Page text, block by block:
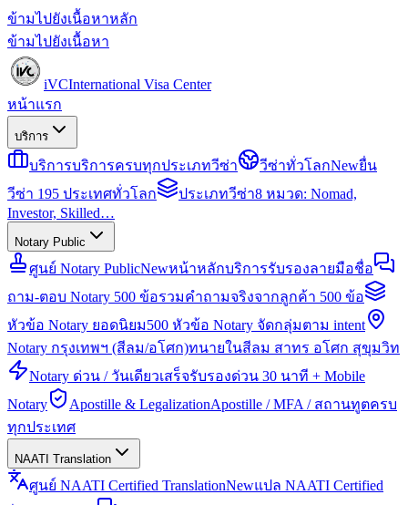
ข้ามไปยังเนื้อหาหลัก
ข้ามไปยังเนื้อหา
iVCInternational Visa Center
หน้าแรก
บริการ
บริการบริการครบทุกประเภทวีซ่า วีซ่าทั่วโลกNewยื่น
วีซ่า 195 ประเทศทั่วโลก
ประเภทวีซ่า8 หมวด: Nomad,
Investor, Skilled…
Notary Public
ศูนย์ Notary PublicNewหน้าหลักบริการรับรองลายมือชื่อ
ถาม-ตอบ Notary 500 ข้อรวมคำถามจริงจากลูกค้า 500 ข้อ
หัวข้อ Notary ยอดนิยม500 หัวข้อ Notary จัดกลุ่มตาม intent
Notary กรุงเทพฯ (สีลม/อโศก)ทนายในสีลม สาทร อโศก สุขุมวิท
Notary ด่วน / วันเดียวเสร็จรับรองด่วน 30 นาที + Mobile
Notary
Apostille & LegalizationApostille / MFA / สถานทูตครบ
ทุกประเทศ
NAATI Translation
ศูนย์ NAATI Certified TranslationNewแปล NAATI Certified